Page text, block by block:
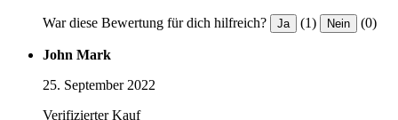
War diese Bewertung für dich hilfreich? Ja (1) Nein (0)
John Mark
25. September 2022
Verifizierter Kauf